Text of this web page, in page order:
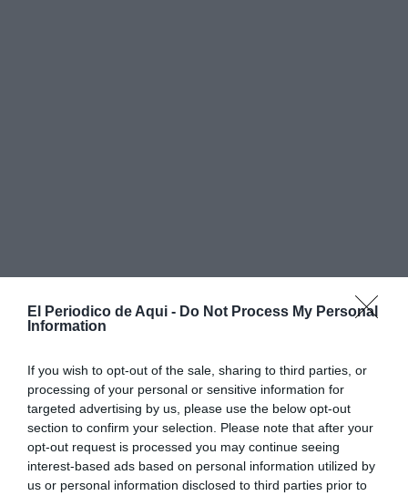
El Periodico de Aqui - Do Not Process My Personal
Information
If you wish to opt-out of the sale, sharing to third parties, or
processing of your personal or sensitive information for
targeted advertising by us, please use the below opt-out
section to confirm your selection. Please note that after your
opt-out request is processed you may continue seeing
interest-based ads based on personal information utilized by
us or personal information disclosed to third parties prior to